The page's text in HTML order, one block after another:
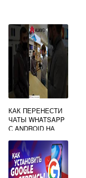
КАК ПЕРЕНЕСТИ
ЧАТЫ WHATSAPP
С ANDROID НА